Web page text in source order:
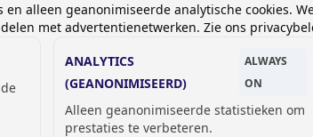
alleen geanonimiseerde analytische cookies.
met advertentienetwerken. Zie ons
ANALYTICS
(GEANONIMISEERD)
ALWAYS
ON
Alleen geanonimiseerde statistieken om
prestaties te verbeteren.